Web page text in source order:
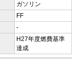
ガソリン
FF
-
H27年度燃費基準
達成